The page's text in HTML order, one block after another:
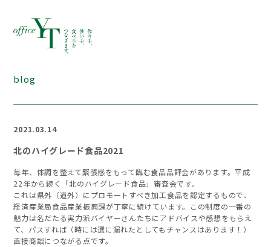
blog
2021.03.14
北のハイグレード食品2021
毎年、体調を整えて緊張感をもって臨む食品品評会があります。平成
22年から続く「北のハイグレード食品」審査会です。
これは県外（道外）にプロモートすべき加工食品を認定するもので、
経済産業局食品産業振興課が丁寧に続けています。この制度の一番の
魅力は名だたる実力派バイヤーさんたちにアドバイスや感想をもらえ
て、パスすれば（時には選に漏れたとしてもチャンスはあります！）
直接商談につながる点です。